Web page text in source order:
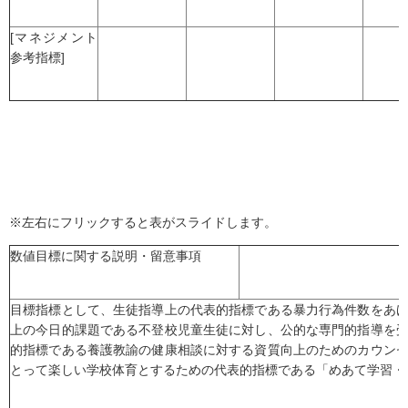
[マネジメント
参考指標]
※左右にフリックすると表がスライドします。
数値目標に関する説明・留意事項
目標指標として、生徒指導上の代表的指標である暴力行為件数をあ
上の今日的課題である不登校児童生徒に対し、公的な専門的指導を
的指標である養護教諭の健康相談に対する資質向上のためのカウン
とって楽しい学校体育とするための代表的指標である「めあて学習